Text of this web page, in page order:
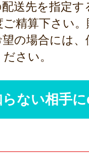
送先を指定
精算下さい
の場合には、
さい。
ない相手